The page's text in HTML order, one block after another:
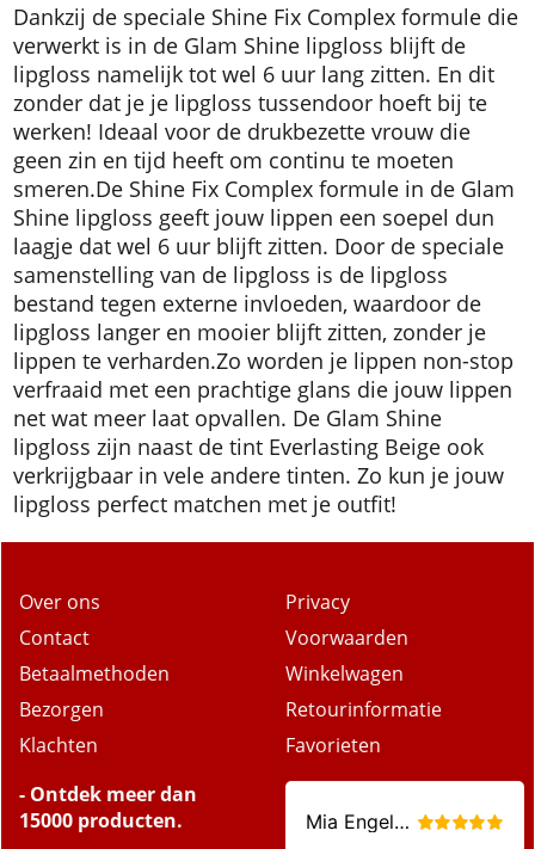
Dankzij de speciale Shine Fix Complex formule die
verwerkt is in de Glam Shine lipgloss blijft de
lipgloss namelijk tot wel 6 uur lang zitten. En dit
zonder dat je je lipgloss tussendoor hoeft bij te
werken! Ideaal voor de drukbezette vrouw die
geen zin en tijd heeft om continu te moeten
smeren.De Shine Fix Complex formule in de Glam
Shine lipgloss geeft jouw lippen een soepel dun
laagje dat wel 6 uur blijft zitten. Door de speciale
samenstelling van de lipgloss is de lipgloss
bestand tegen externe invloeden, waardoor de
lipgloss langer en mooier blijft zitten, zonder je
lippen te verharden.Zo worden je lippen non-stop
verfraaid met een prachtige glans die jouw lippen
net wat meer laat opvallen. De Glam Shine
lipgloss zijn naast de tint Everlasting Beige ook
verkrijgbaar in vele andere tinten. Zo kun je jouw
lipgloss perfect matchen met je outfit!
Over ons
Contact
Betaalmethoden
Bezorgen
Klachten
Privacy
Voorwaarden
Winkelwagen
Retourinformatie
Favorieten
- Ontdek meer dan
15000 producten.